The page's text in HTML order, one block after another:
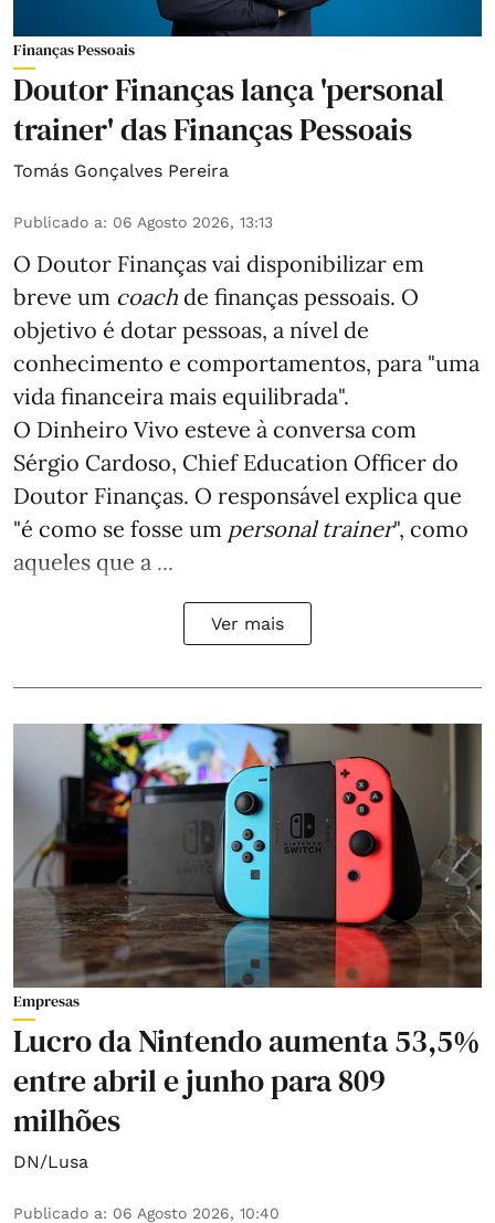
Finanças Pessoais
Doutor Finanças lança 'personal
trainer' das Finanças Pessoais
Tomás Gonçalves Pereira
Publicado a: 06 Agosto 2026, 13:13
O Doutor Finanças vai disponibilizar em
breve um coach de finanças pessoais. O
objetivo é dotar pessoas, a nível de
conhecimento e comportamentos, para "uma
vida financeira mais equilibrada".
O Dinheiro Vivo esteve à conversa com
Sérgio Cardoso, Chief Education Officer do
Doutor Finanças. O responsável explica que
"é como se fosse um personal trainer", como
aqueles que a ...
Ver mais
Empresas
Lucro da Nintendo aumenta 53,5%
entre abril e junho para 809
milhões
DN/Lusa
Publicado a: 06 Agosto 2026, 10:40